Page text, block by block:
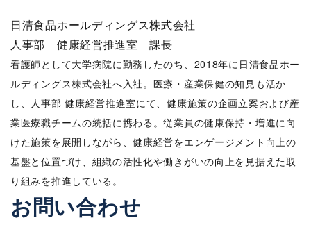
日清食品ホールディングス株式会社
人事部 健康経営推進室 課長
看護師として大学病院に勤務したのち、2018年に日清食品ホー
ルディングス株式会社へ入社。医療・産業保健の知見も活か
し、人事部 健康経営推進室にて、健康施策の企画立案および産
業医療職チームの統括に携わる。従業員の健康保持・増進に向
けた施策を展開しながら、健康経営をエンゲージメント向上の
基盤と位置づけ、組織の活性化や働きがいの向上を見据えた取
り組みを推進している。
お問い合わせ